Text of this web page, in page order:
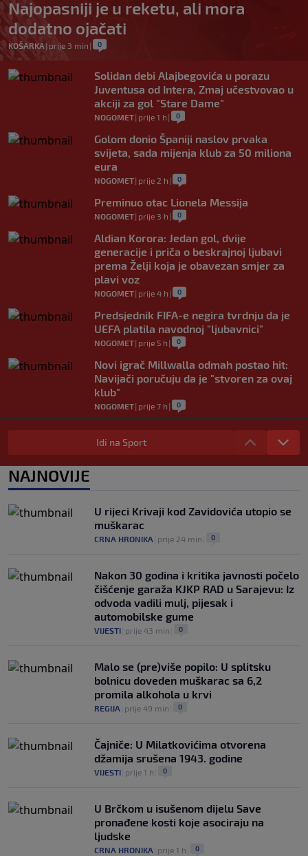
Najopasniji je u reketu, ali mora
dodatno ojačati
KOŠARKA | prije 3 min | 0
Solidan debi Alajbegovića u porazu
Juventusa od Intera, Zmaj učestvovao u
akciji za gol "Stare Dame"
NOGOMET| prije 1 h | 0
Golom donio Španiji naslov prvaka
svijeta, sada mijenja klub za 50 miliona
eura
NOGOMET| prije 2 h | 0
Preminuo otac Lionela Messija
NOGOMET| prije 3 h | 0
Aldian Korora: Jedan gol, dvije
generacije i priča o beskrajnoj ljubavi
prema Želji koja je obavezan smjer za
plavi voz
NOGOMET| prije 4 h | 0
Predsjednik FIFA-e negira tvrdnju da je
UEFA platila navodnoj "ljubavnici"
NOGOMET| prije 5 h | 0
Novi igrač Millwalla odmah postao hit:
Navijači poručuju da je "stvoren za ovaj
klub"
NOGOMET| prije 7 h | 0
Skandal u Južnoj Koreji: Sudijama plaćali
eskort dame i "masaže sa sretnim
0
Rodrija, Manchester City traži znatno
više
Idi na Sport
NAJNOVIJE
U rijeci Krivaji kod Zavidovića utopio se
muškarac
CRNA HRONIKA prije 24 min 0
Nakon 30 godina i kritika javnosti počelo
čišćenje garaža KJKP RAD u Sarajevu: Iz
odvoda vadili mulj, pijesak i
automobilske gume
VIJESTI prije 43 min 0
Malo se (pre)više popilo: U splitsku
bolnicu doveden muškarac sa 6,2
promila alkohola u krvi
REGIJA prije 49 min 0
Čajniče: U Milatkovićima otvorena
džamija srušena 1943. godine
VIJESTI prije 1 h 0
U Brčkom u isušenom dijelu Save
pronađene kosti koje asociraju na
ljudske
CRNA HRONIKA prije 1 h 0